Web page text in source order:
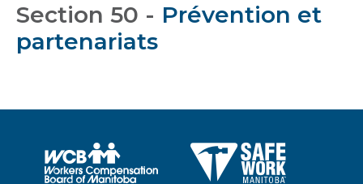
Section 50 - Prévention et
partenariats